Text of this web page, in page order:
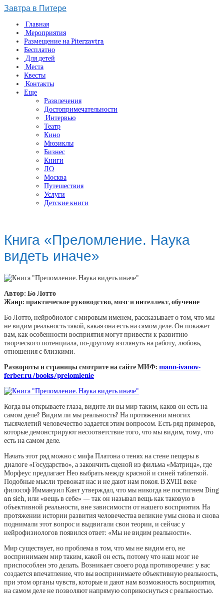
Завтра в Питере
Главная
Мероприятия
Размещение на Piterzavtra
Бесплатно
Для детей
Места
Квесты
Контакты
Еще
Развлечения
Достопримечательности
Интервью
Театр
Кино
Мюзиклы
Бизнес
Книги
ЛО
Москва
Путешествия
Услуги
Детские книги
Книга «Преломление. Наука
видеть иначе»
Автор: Бо Лотто
Жанр: практическое руководство, мозг и интеллект, обучение
Бо Лотто, нейробиолог с мировым именем, рассказывает о том, что мы
не видим реальность такой, какая она есть на самом деле. Он покажет
вам, как особенности восприятия могут привести к развитию
творческого потенциала, по-другому взглянуть на работу, любовь,
отношения с близкими.
Развороты и страницы смотрите на сайте МИФ: mann-ivanov-
ferber.ru/books/prelomlenie
Когда вы открываете глаза, видите ли вы мир таким, каков он есть на
самом деле? Видим ли мы реальность? На протяжении многих
тысячелетий человечество задается этим вопросом. Есть ряд примеров,
которые демонстрируют несоответствие того, что мы видим, тому, что
есть на самом деле.
Начать этот ряд можно с мифа Платона о тенях на стене пещеры в
диалоге «Государство», а закончить сценой из фильма «Матрица», где
Морфеус предлагает Нео выбрать между красной и синей таблеткой.
Подобные мысли тревожат нас и не дают нам покоя. В XVIII веке
философ Иммануил Кант утверждал, что мы никогда не постигнем Ding
an sich, или «вещь в себе» — так он называл вещь как таковую в
объективной реальности, вне зависимости от нашего восприятия. На
протяжении истории развития человечества великие умы снова и снова
поднимали этот вопрос и выдвигали свои теории, и сейчас у
нейрофизиологов появился ответ: «Мы не видим реальности».
Мир существует, но проблема в том, что мы не видим его, не
воспринимаем мир таким, какой он есть, потому что наш мозг не
приспособлен это делать. Возникает своего рода противоречие: у вас
создается впечатление, что вы воспринимаете объективную реальность,
при этом органы чувств, которые и дают нам возможность восприятия,
на самом деле не позволяют напрямую соприкоснуться с реальностью.